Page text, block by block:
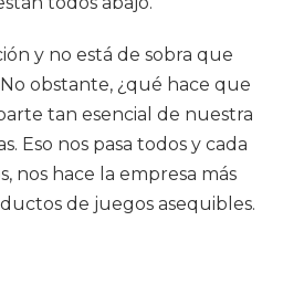
y no está de sobra que
obstante, ¿qué hace que
tan esencial de nuestra
Eso nos pasa todos y cada
nos hace la empresa más
de juegos asequibles.